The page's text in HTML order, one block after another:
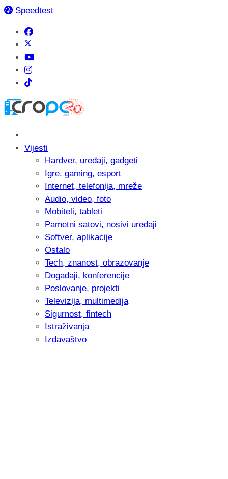
Speedtest
Vijesti
Hardver, uređaji, gadgeti
Igre, gaming, esport
Internet, telefonija, mreže
Audio, video, foto
Mobiteli, tableti
Pametni satovi, nosivi uređaji
Softver, aplikacije
Ostalo
Tech, znanost, obrazovanje
Događaji, konferencije
Poslovanje, projekti
Televizija, multimedija
Sigurnost, fintech
Istraživanja
Izdavaštvo